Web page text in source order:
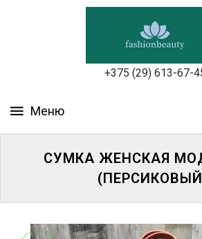
+375 (29) 613-67-
УХОД
ТЕЛОМСУМКА ЖЕНСКАЯ